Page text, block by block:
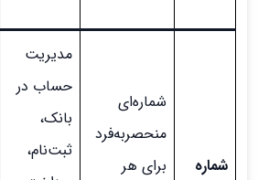
شماره
شماره‌ای
منحصربه‌فرد
برای هر
مدیریت
حساب در
بانک،
ثبت‌نام،